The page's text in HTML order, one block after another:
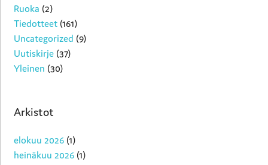
Ruoka (2)
Tiedotteet (161)
Uncategorized (9)
Uutiskirje (37)
Yleinen (30)
Arkistot
elokuu 2026 (1)
heinäkuu 2026 (1)